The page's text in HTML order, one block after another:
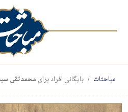
مباحثات بایگانی افراد برای محمدتقی